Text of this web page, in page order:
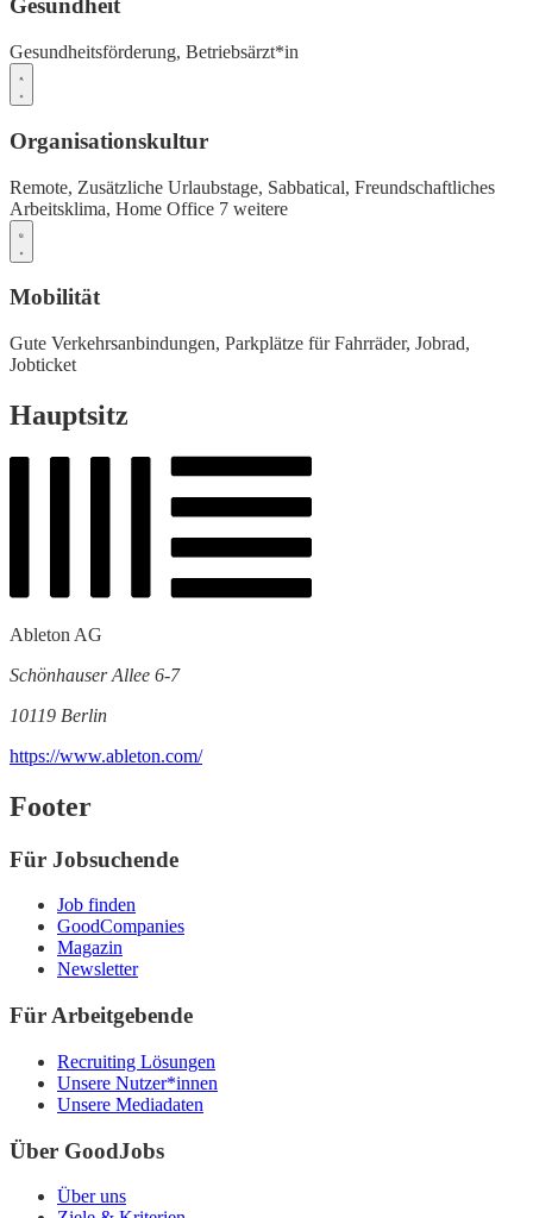
Gesundheit
Gesundheitsförderung, Betriebsärzt*in
Organisationskultur
Remote, Zusätzliche Urlaubstage, Sabbatical, Freundschaftliches
Arbeitsklima, Home Office 7 weitere
Mobilität
Gute Verkehrsanbindungen, Parkplätze für Fahrräder, Jobrad,
Jobticket
Hauptsitz
Ableton AG
Schönhauser Allee 6-7
10119 Berlin
https://www.ableton.com/
Footer
Für Jobsuchende
Job finden
GoodCompanies
Magazin
Newsletter
Für Arbeitgebende
Recruiting Lösungen
Unsere Nutzer*innen
Unsere Mediadaten
Über GoodJobs
Über uns